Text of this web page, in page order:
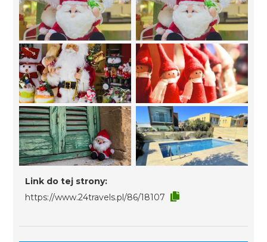
Link do tej strony:
https://www.24travels.pl/86/18107